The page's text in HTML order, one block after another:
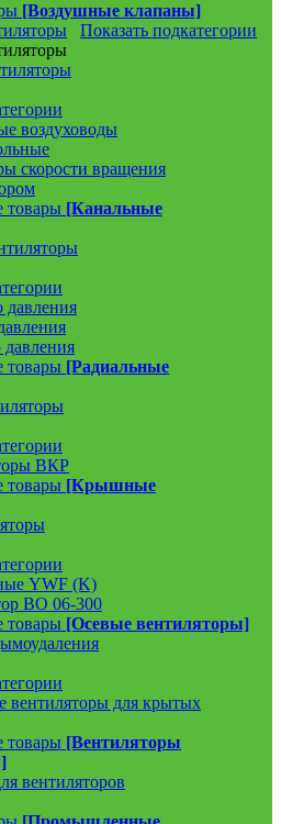
[Воздушные клапаны]
Показать подкатегории
воздуховоды
скорости вращения
товары [Канальные
давления
давления
товары [Радиальные
ВКР
товары [Крышные
YWF (K)
ВО 06-300
товары [Осевые вентиляторы]
вентиляторы для крытых
товары [Вентиляторы
вентиляторов